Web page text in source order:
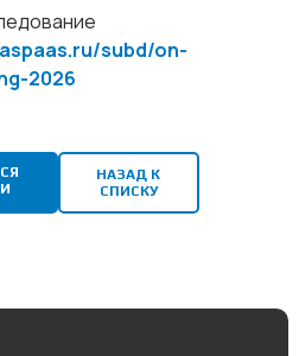
subd/on-
2026
НАЗАД К
СПИСКУ